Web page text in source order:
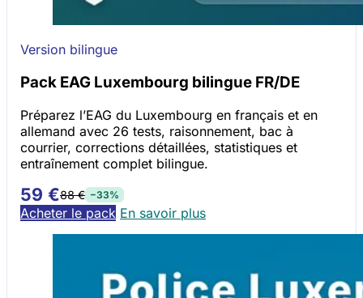
Version bilingue
Pack EAG Luxembourg bilingue FR/DE
Préparez l’EAG du Luxembourg en français et en
allemand avec 26 tests, raisonnement, bac à
courrier, corrections détaillées, statistiques et
entraînement complet bilingue.
59 €88 € −33%
Acheter le pack En savoir plus